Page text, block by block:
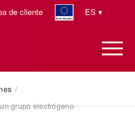
de cliente ES ▾
/
grupo electrógeno